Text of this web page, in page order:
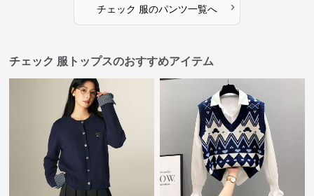
チェック 服のパンツ一覧へ ›
チェック 服トップスのおすすめアイテム